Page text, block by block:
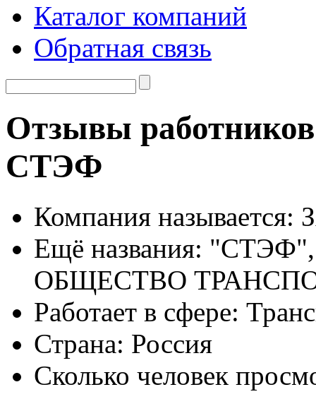
Каталог компаний
Обратная связь
Отзывы
СТЭФ
Компания называется:
Ещё названия:
ОБЩЕСТВО
Работает в сфере:
Страна: Россия
Сколько человек